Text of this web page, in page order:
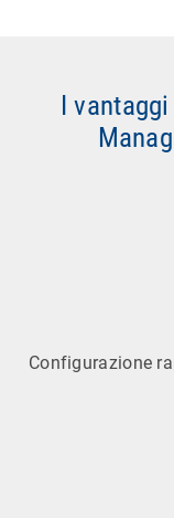
I
Configurazione